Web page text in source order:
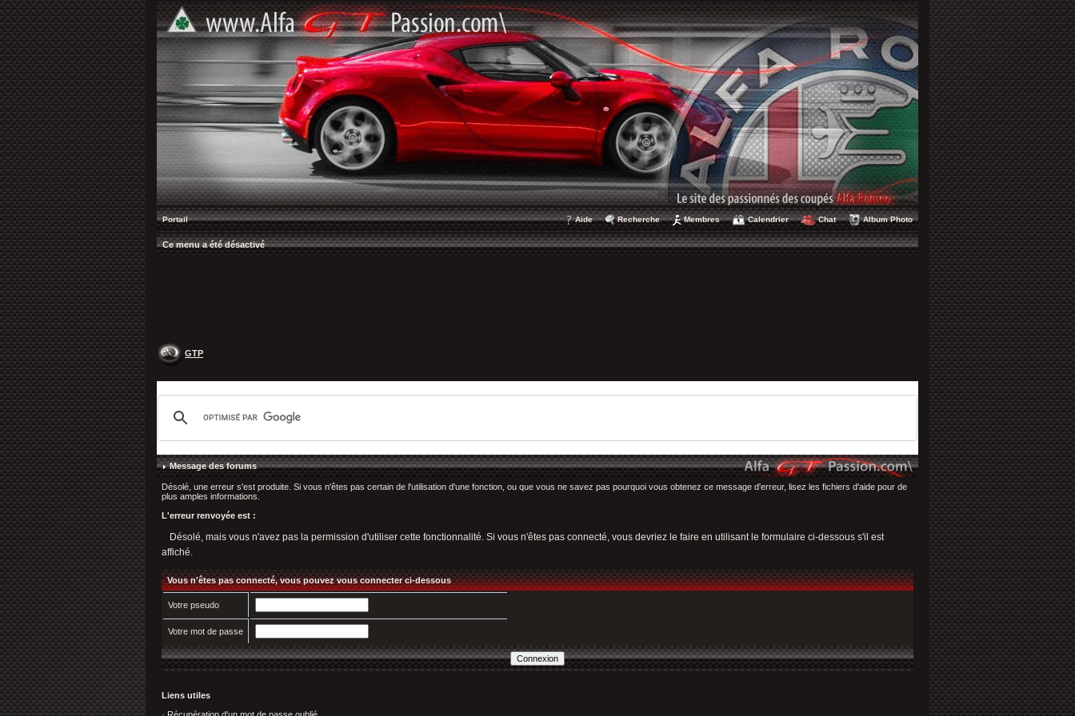
Portail Aide Recherche Membres Calendrier Chat Album Photo
Ce menu a été désactivé
GTP
Message des forums
Désolé, une erreur s'est produite. Si vous n'êtes pas certain de l'utilisation d'une fonction, ou que vous ne savez pas pourquoi vous obtenez ce message d'erreur, lisez les fichiers d'aide pour de
plus amples informations.
L'erreur renvoyée est :
Désolé, mais vous n'avez pas la permission d'utiliser cette fonctionnalité. Si vous n'êtes pas connecté, vous devriez le faire en utilisant le formulaire ci-dessous s'il est
affiché.
Vous n'êtes pas connecté, vous pouvez vous connecter ci-dessous
Votre pseudo
Votre mot de passe
Liens utiles